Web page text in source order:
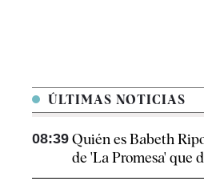
ÚLTIMAS NOTICIAS
08:39 Quién es Babeth
de 'La Promesa' que